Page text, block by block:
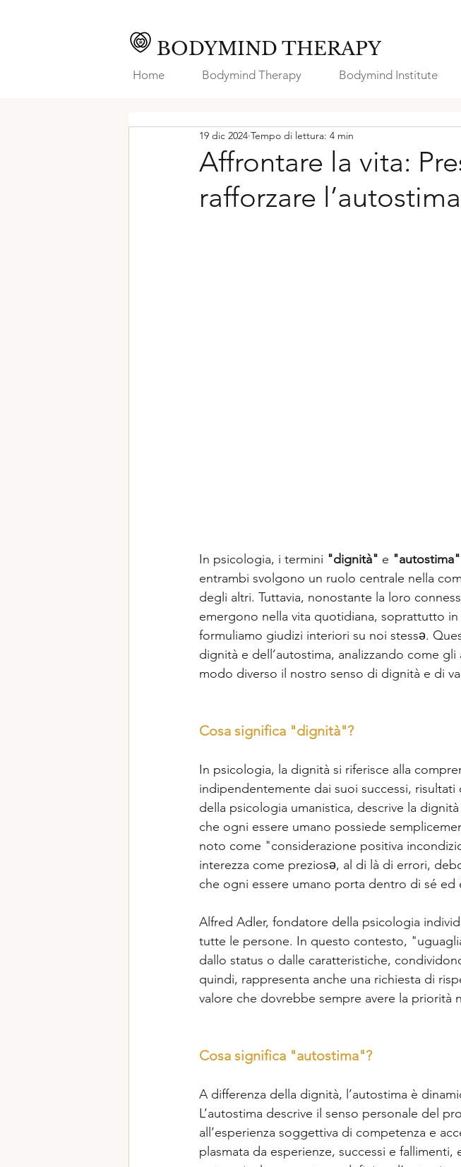
BODYMIND THERAPY
Home Bodymind Therapy Bodymind Institute
Affrontare la vita:
rafforzare l’autostima
19 dic 2024 Tempo di lettura: 4 min
In psicologia, i termini "dignità" e "autostima"
entrambi svolgono un ruolo centrale nella
degli altri. Tuttavia, nonostante la loro
emergono nella vita quotidiana, soprattutto
formuliamo giudizi interiori su noi stessə.
dignità e dell’autostima, analizzando come
modo diverso il nostro senso di dignità e di
Cosa significa "dignità"?
In psicologia, la dignità si riferisce alla
indipendentemente dai suoi successi,
della psicologia umanistica, descrive la
che ogni essere umano possiede
noto come "considerazione positiva
interezza come preziosə, al di là di errori,
che ogni essere umano porta dentro di sé ed
Alfred Adler, fondatore della psicologia
tutte le persone. In questo contesto,
dallo status o dalle caratteristiche,
quindi, rappresenta anche una richiesta di
valore che dovrebbe sempre avere la priorità
Cosa significa "autostima"?
A differenza della dignità, l’autostima è
L’autostima descrive il senso personale del
all’esperienza soggettiva di competenza e
plasmata da esperienze, successi e